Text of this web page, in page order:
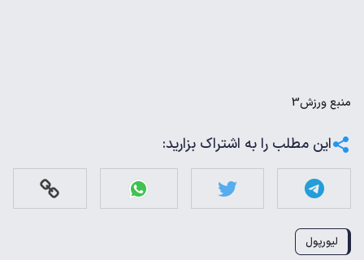
منبعورزش3
این مطلب را به اشتراک بزارید:
لیورپول